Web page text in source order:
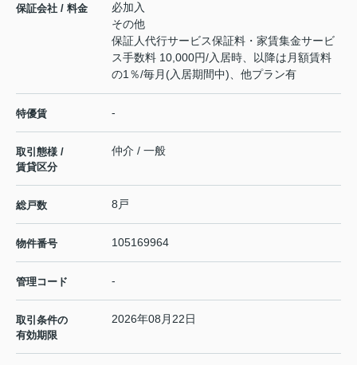
保証会社 / 料金
必加入
その他
保証人代行サービス保証料・家賃集金サービ
ス手数料 10,000円/入居時、以降は月額賃料
の1％/毎月(入居期間中)、他プラン有
特優賃 -
取引態様 /
賃貸区分
仲介 / 一般
総戸数 8戸
物件番号 105169964
管理コード -
取引条件の
有効期限
2026年08月22日